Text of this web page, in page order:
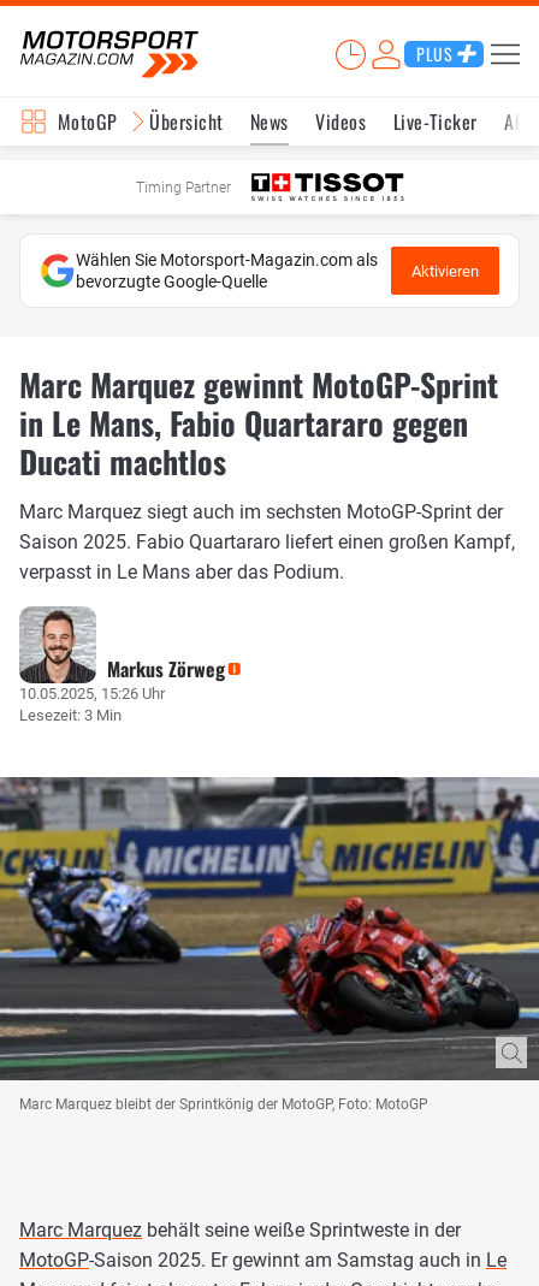
PLUS
MotoGP Übersicht News Videos Live-Ticker
Timing Partner
Wählen Sie Motorsport-Magazin.com als
bevorzugte Google-Quelle
Aktivieren
Marc Marquez gewinnt MotoGP-Sprint
in Le Mans, Fabio Quartararo gegen
Ducati machtlos
Marc Marquez siegt auch im sechsten MotoGP-Sprint der
Saison 2025. Fabio Quartararo liefert einen großen Kampf,
verpasst in Le Mans aber das Podium.
Markus Zörweg
10.05.2025, 15:26 Uhr
Lesezeit: 3 Min
Marc Marquez bleibt der Sprintkönig der MotoGP, Foto: MotoGP
Marc Marquez behält seine weiße Sprintweste in der
MotoGP-Saison 2025. Er gewinnt am Samstag auch in Le